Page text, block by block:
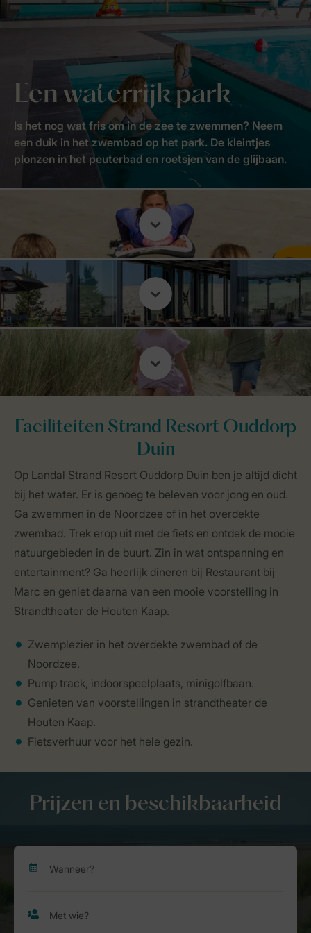
Een waterrijk park
Is het nog wat fris om in de zee te zwemmen? Neem
een duik in het zwembad op het park. De kleintjes
plonzen in het peuterbad en roetsjen van de glijbaan.
Faciliteiten Strand Resort Ouddorp
Duin
Op Landal Strand Resort Ouddorp Duin ben je altijd dicht
bij het water. Er is genoeg te beleven voor jong en oud.
Ga zwemmen in de Noordzee of in het overdekte
zwembad. Trek erop uit met de fiets en ontdek de mooie
natuurgebieden in de buurt. Zin in wat ontspanning en
entertainment? Ga heerlijk dineren bij Restaurant bij
Marc en geniet daarna van een mooie voorstelling in
Strandtheater de Houten Kaap.
Zwemplezier in het overdekte zwembad of de
Noordzee.
Pump track, indoorspeelplaats, minigolfbaan.
Genieten van voorstellingen in strandtheater de
Houten Kaap.
Fietsverhuur voor het hele gezin.
Prijzen en beschikbaarheid